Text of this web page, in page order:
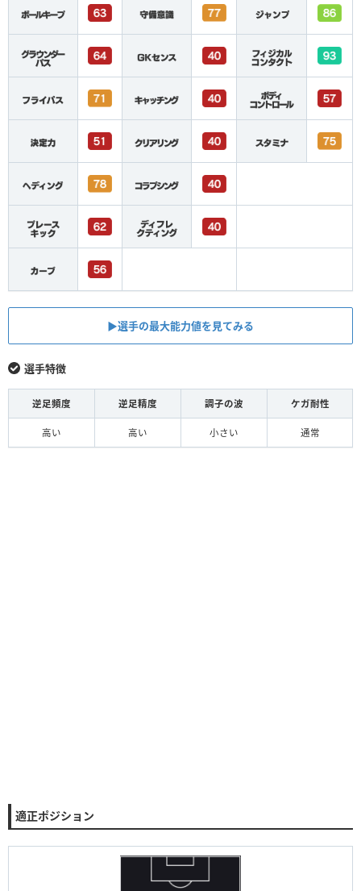
▶︎選手の最大能力値を見てみる
選手特徴
逆足頻度 逆足精度 調子の波 ケガ耐性
高い 高い 小さい 通常
適正ポジション